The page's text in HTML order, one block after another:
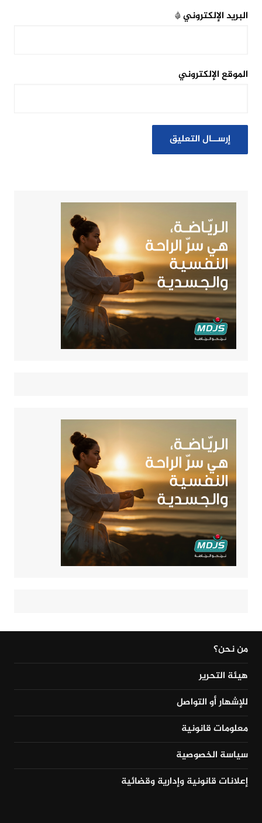
البريد الإلكتروني*
الموقع الإلكتروني
من نحن؟
هيئة التحرير
للإشهار أو التواصل
معلومات قانونية
سياسة الخصوصية
إعلانات قانونية وإدارية وقضائية